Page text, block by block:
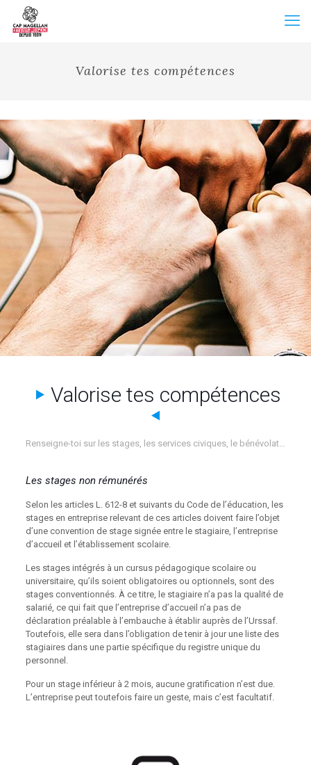
Valorise tes compétences
Valorise tes compétences
Renseigne-toi sur les stages, les services civiques, le bénévolat…
Les stages non rémunérés
Selon les articles L. 612-8 et suivants du Code de l’éducation, les
stages en entreprise relevant de ces articles doivent faire l’objet
d’une convention de stage signée entre le stagiaire, l’entreprise
d’accueil et l’établissement scolaire.
Les stages intégrés à un cursus pédagogique scolaire ou
universitaire, qu’ils soient obligatoires ou optionnels, sont des
stages conventionnés. À ce titre, le stagiaire n’a pas la qualité de
salarié, ce qui fait que l’entreprise d’accueil n’a pas de
déclaration préalable à l’embauche à établir auprès de l’Urssaf.
Toutefois, elle sera dans l’obligation de tenir à jour une liste des
stagiaires dans une partie spécifique du registre unique du
personnel.
Pour un stage inférieur à 2 mois, aucune gratification n’est due.
L’entreprise peut toutefois faire un geste, mais c’est facultatif.